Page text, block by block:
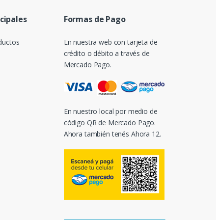
Formas de Pago
En nuestra web con tarjeta de
crédito o débito a través de
Mercado Pago.
En nuestro local por medio de
código QR de Mercado Pago.
Ahora también tenés Ahora 12.